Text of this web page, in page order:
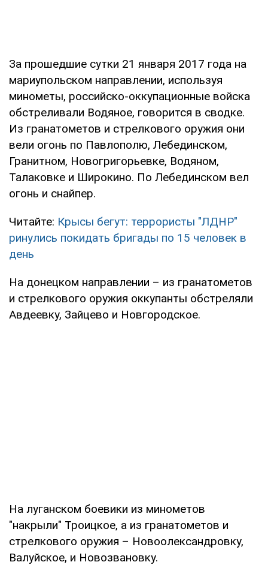
За прошедшие сутки 21 января 2017 года на
мариупольском направлении, используя
минометы, российско-оккупационные войска
обстреливали Водяное, говорится в сводке.
Из гранатометов и стрелкового оружия они
вели огонь по Павлополю, Лебединском,
Гранитном, Новогригорьевке, Водяном,
Талаковке и Широкино. По Лебединском вел
огонь и снайпер.
Читайте: Крысы бегут: террористы "ЛДНР"
ринулись покидать бригады по 15 человек в
день
На донецком направлении – из гранатометов
и стрелкового оружия оккупанты обстреляли
Авдеевку, Зайцево и Новгородское.
На луганском боевики из минометов
"накрыли" Троицкое, а из гранатометов и
стрелкового оружия – Новоолександровку,
Валуйское, и Новозвановку.